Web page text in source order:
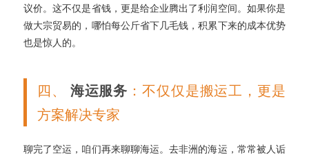
议价。这不仅是省钱，更是给企业腾出了利润空间。如果你是
做大宗贸易的，哪怕每公斤省下几毛钱，积累下来的成本优势
也是惊人的。
四、 海运服务 ：不仅仅是搬运工，更是
方案解决专家
聊完了空运，咱们再来聊聊海运。去非洲的海运，常常被人诟